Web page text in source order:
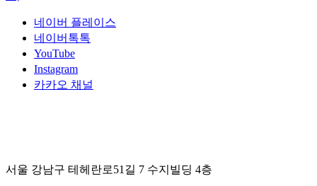
네이버 플레이스
네이버톡톡
YouTube
Instagram
카카오 채널
서울 강남구 테헤란로51길 7 수지빌딩 4층